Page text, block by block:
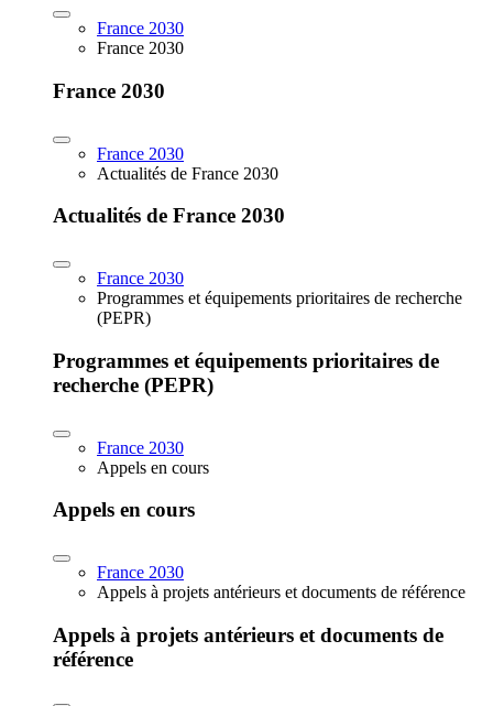
France 2030
France 2030
France 2030
France 2030
Actualités de France 2030
Actualités de France 2030
France 2030
Programmes et équipements prioritaires de recherche
(PEPR)
Programmes et équipements prioritaires de
recherche (PEPR)
France 2030
Appels en cours
Appels en cours
France 2030
Appels à projets antérieurs et documents de référence
Appels à projets antérieurs et documents de
référence